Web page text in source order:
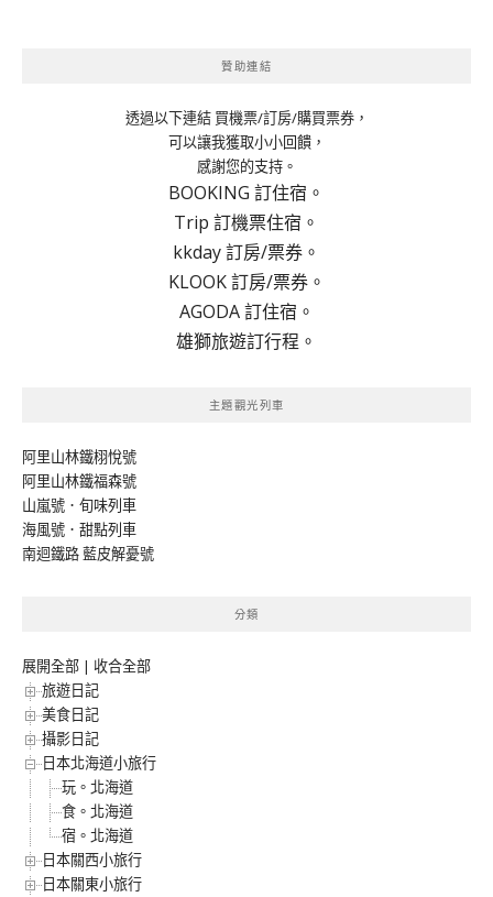
贊助連結
透過以下連結 買機票/訂房/購買票券，
可以讓我獲取小小回饋，
感謝您的支持。
BOOKING 訂住宿。
Trip 訂機票住宿。
kkday 訂房/票券。
KLOOK 訂房/票券。
AGODA 訂住宿。
雄獅旅遊訂行程。
主題觀光列車
阿里山林鐵栩悅號
阿里山林鐵福森號
山嵐號．旬味列車
海風號．甜點列車
南迴鐵路 藍皮解憂號
分類
展開全部 | 收合全部
旅遊日記
美食日記
攝影日記
日本北海道小旅行
玩。北海道
食。北海道
宿。北海道
日本關西小旅行
日本關東小旅行